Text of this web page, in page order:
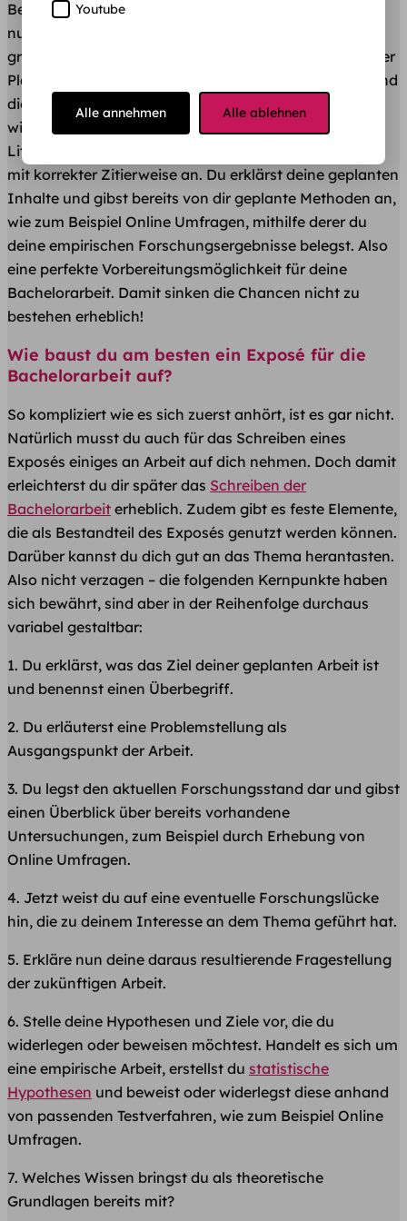
Betrachte das Exposé doch einfach als Übung und
nutze es als kleine wissenschaftliche Arbeit vor der
großen Bachelorarbeit. Es dient zwar hauptsächlich der
Planung und Festlegung des Themas – doch der Stil und
die Schreibweise entsprechen bereits der einer
wissenschaftlichen Arbeit. Du führst bereits eine
Literaturrecherche durch und gibst Sekundärliteratur
mit korrekter Zitierweise an. Du erklärst deine geplanten
Inhalte und gibst bereits von dir geplante Methoden an,
wie zum Beispiel Online Umfragen, mithilfe derer du
deine empirischen Forschungsergebnisse belegst. Also
eine perfekte Vorbereitungsmöglichkeit für deine
Bachelorarbeit. Damit sinken die Chancen nicht zu
bestehen erheblich!
Wie baust du am besten ein Exposé für die
Bachelorarbeit auf?
So kompliziert wie es sich zuerst anhört, ist es gar nicht.
Natürlich musst du auch für das Schreiben eines
Exposés einiges an Arbeit auf dich nehmen. Doch damit
erleichterst du dir später das Schreiben der
Bachelorarbeit erheblich. Zudem gibt es feste Elemente,
die als Bestandteil des Exposés genutzt werden können.
Darüber kannst du dich gut an das Thema herantasten.
Also nicht verzagen – die folgenden Kernpunkte haben
sich bewährt, sind aber in der Reihenfolge durchaus
variabel gestaltbar:
1. Du erklärst, was das Ziel deiner geplanten Arbeit ist
und benennst einen Überbegriff.
2. Du erläuterst eine Problemstellung als
Ausgangspunkt der Arbeit.
3. Du legst den aktuellen Forschungsstand dar und gibst
einen Überblick über bereits vorhandene
Untersuchungen, zum Beispiel durch Erhebung von
Online Umfragen.
4. Jetzt weist du auf eine eventuelle Forschungslücke
hin, die zu deinem Interesse an dem Thema geführt hat.
5. Erkläre nun deine daraus resultierende Fragestellung
der zukünftigen Arbeit.
6. Stelle deine Hypothesen und Ziele vor, die du
widerlegen oder beweisen möchtest. Handelt es sich um
eine empirische Arbeit, erstellst du statistische
Hypothesen und beweist oder widerlegst diese anhand
von passenden Testverfahren, wie zum Beispiel Online
Umfragen.
7. Welches Wissen bringst du als theoretische
Grundlagen bereits mit?
Youtube
Alle annehmen Alle ablehnen